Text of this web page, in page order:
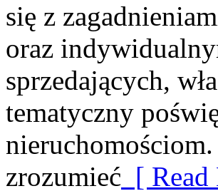
się z
oraz
sprzedających,
tematyczny
zrozumieć [